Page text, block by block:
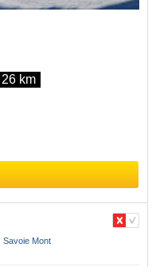
26 km
Savoie Mont